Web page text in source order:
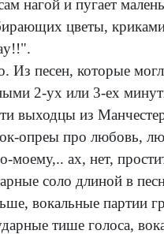
нагой и пугает
цветы,
Из песен, которые
2-ух или 3-ех
выходцы из
опреы про любовь,
моему,.. ах, нет,
соло длиной в
вокальные партии
тише голоса,